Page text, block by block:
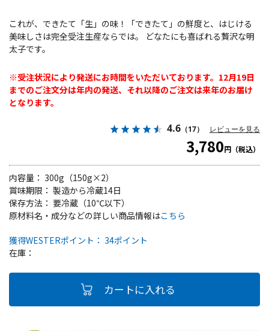
これが、できたて「生」の味！「できたて」の鮮度と、はじける
美味しさは完全受注生産ならでは。 どなたにも喜ばれる贅沢な明
太子です。
※受注状況により発送にお時間をいただいております。12月19日
までのご注文分は年内の発送、それ以降のご注文は来年のお届け
となります。
4.6 （17） レビューを見る
3,780円（税込）
内容量： 300g（150g×2）
賞味期限： 製造から冷蔵14日
保存方法： 要冷蔵（10℃以下）
獲得WESTERポイント： 34ポイント
在庫：
原材料名・成分などの詳しい商品情報はこちら